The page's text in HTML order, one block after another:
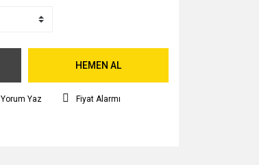
HEMEN AL
Yorum Yaz Fiyat Alarmı